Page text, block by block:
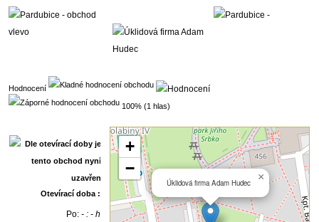
Hodnocení
100% (1 hlas)
Otevírací doba :
Po:- : - h
Úklidová firma Adam Hudec ×
+
−